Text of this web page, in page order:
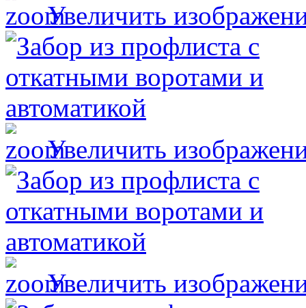
Увеличить
Увеличить
Увеличить